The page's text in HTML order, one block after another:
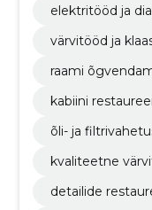
elektritööd ja
värvitööd ja
raami
kabiini
õli- ja
kvaliteetne
detailide